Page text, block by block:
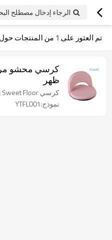
الرجاء إدخال مصطلح
تم العثور على 1 من المنتجات
ظهر
كرسي Cosysit Sweet Floor مع مسند ظهر
نموذج:YTFL001